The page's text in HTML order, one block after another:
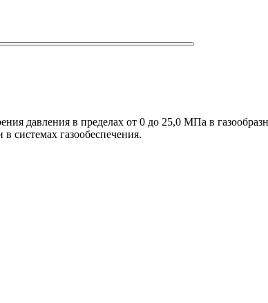
давления в пределах от 0 до 25,0 МПа в
системах газообеспечения.